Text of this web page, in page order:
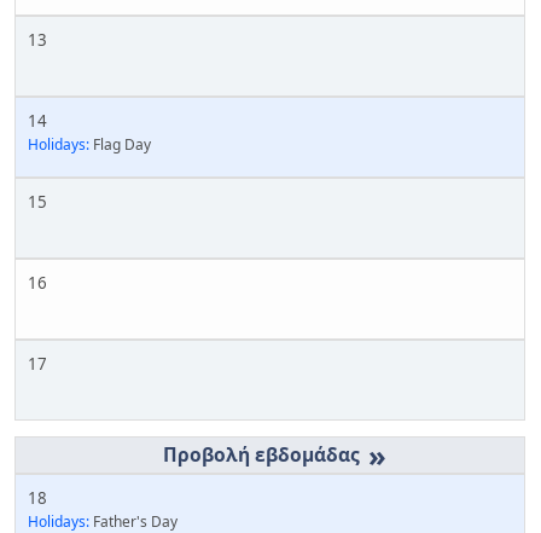
13
14
Holidays: Flag Day
15
16
17
»
18
Holidays: Father's Day